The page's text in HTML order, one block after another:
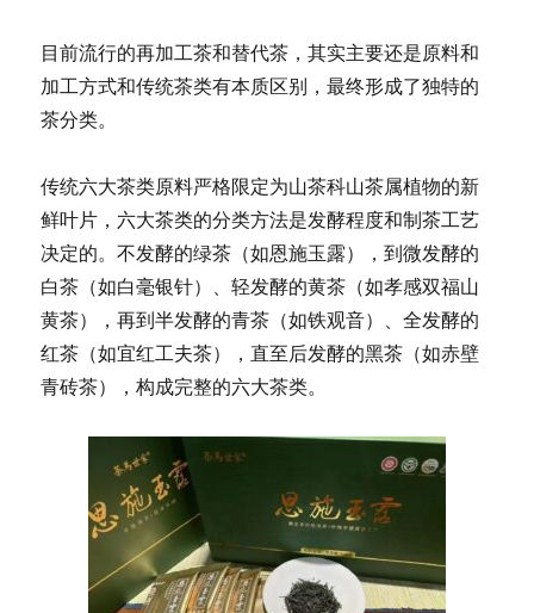
的
创
业
新
口？
目前流行的再加工茶和替代茶，其实主要还是原料和
加工方式和传统茶类有本质区别，最终形成了独特的
茶分类。
传统六大茶类原料严格限定为山茶科山茶属植物的新
鲜叶片，六大茶类的分类方法是发酵程度和制茶工艺
决定的。不发酵的绿茶（如恩施玉露），到微发酵的
白茶（如白毫银针）、轻发酵的黄茶（如孝感双福山
黄茶），再到半发酵的青茶（如铁观音）、全发酵的
红茶（如宜红工夫茶），直至后发酵的黑茶（如赤壁
青砖茶），构成完整的六大茶类。